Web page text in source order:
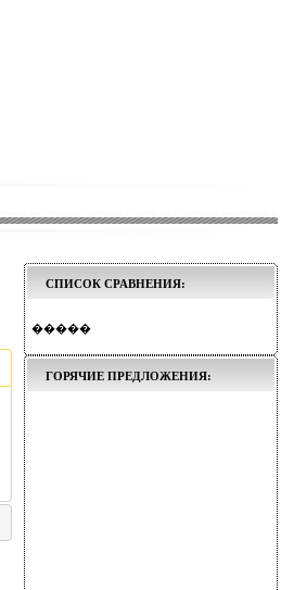
СПИСОК СРАВНЕНИЯ:
�����
ГОРЯЧИЕ ПРЕДЛОЖЕНИЯ: